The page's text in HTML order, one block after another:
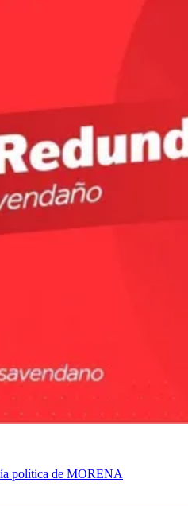
política de MORENA